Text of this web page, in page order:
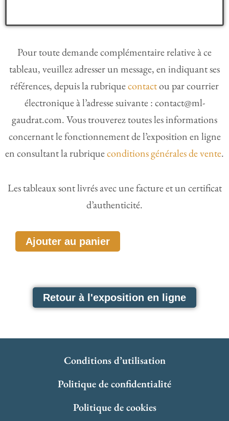
Pour toute demande complémentaire relative à ce
tableau, veuillez adresser un message, en indiquant ses
références, depuis la rubriquecontactou par courrier
électronique à l’adresse suivante : contact@ml-
gaudrat.com. Vous trouverez toutes les informations
concernant le fonctionnement de l’exposition en ligne
en consultant la rubriqueconditions générales de vente.
Les tableaux sont livrés avec une facture et un certificat
d’authenticité.
quantitéAjouter au panier
Retour à l'exposition en ligne
Conditions d’utilisation
Politique de confidentialité
Politique de cookies